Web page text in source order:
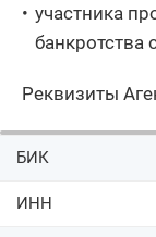
участника
банкротства
Реквизиты
БИК
ИНН